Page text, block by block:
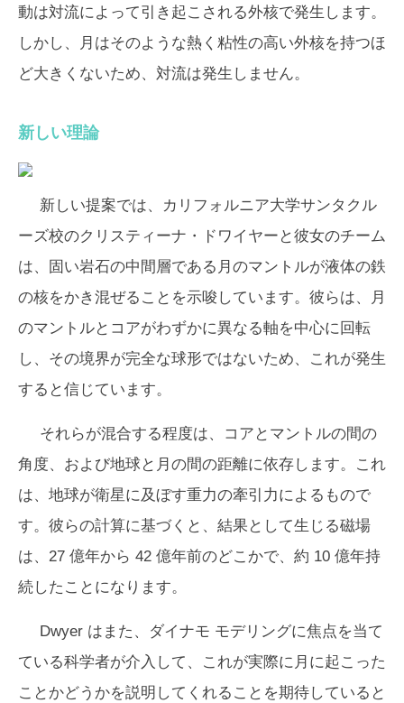
動は対流によって引き起こされる外核で発生します。
しかし、月はそのような熱く粘性の高い外核を持つほ
ど大きくないため、対流は発生しません。
新しい理論
新しい提案では、カリフォルニア大学サンタクル
ーズ校のクリスティーナ・ドワイヤーと彼女のチーム
は、固い岩石の中間層である月のマントルが液体の鉄
の核をかき混ぜることを示唆しています。彼らは、月
のマントルとコアがわずかに異なる軸を中心に回転
し、その境界が完全な球形ではないため、これが発生
すると信じています。
それらが混合する程度は、コアとマントルの間の
角度、および地球と月の間の距離に依存します。これ
は、地球が衛星に及ぼす重力の牽引力によるもので
す。彼らの計算に基づくと、結果として生じる磁場
は、27 億年から 42 億年前のどこかで、約 10 億年持
続したことになります。
Dwyer はまた、ダイナモ モデリングに焦点を当て
ている科学者が介入して、これが実際に月に起こった
ことかどうかを説明してくれることを期待していると